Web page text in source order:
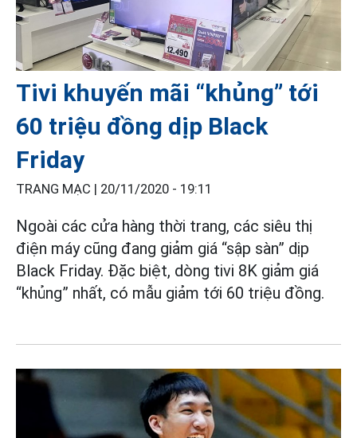
Tivi khuyến mãi “khủng” tới
60 triệu đồng dịp Black
Friday
TRANG MẠC | 20/11/2020 - 19:11
Ngoài các cửa hàng thời trang, các siêu thị
điện máy cũng đang giảm giá “sập sàn” dịp
Black Friday. Đặc biệt, dòng tivi 8K giảm giá
“khủng” nhất, có mẫu giảm tới 60 triệu đồng.